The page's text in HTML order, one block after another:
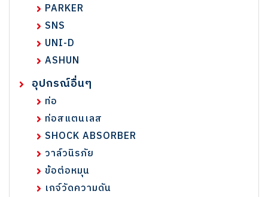
PARKER
SNS
UNI-D
ASHUN
อุปกรณ์อื่นๆ
ท่อ
ท่อสแตนเลส
SHOCK ABSORBER
วาล์วนิรภัย
ข้อต่อหมุน
เกจ์วัดความดัน